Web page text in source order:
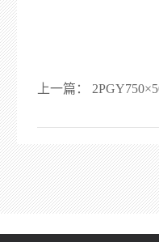
上一篇：